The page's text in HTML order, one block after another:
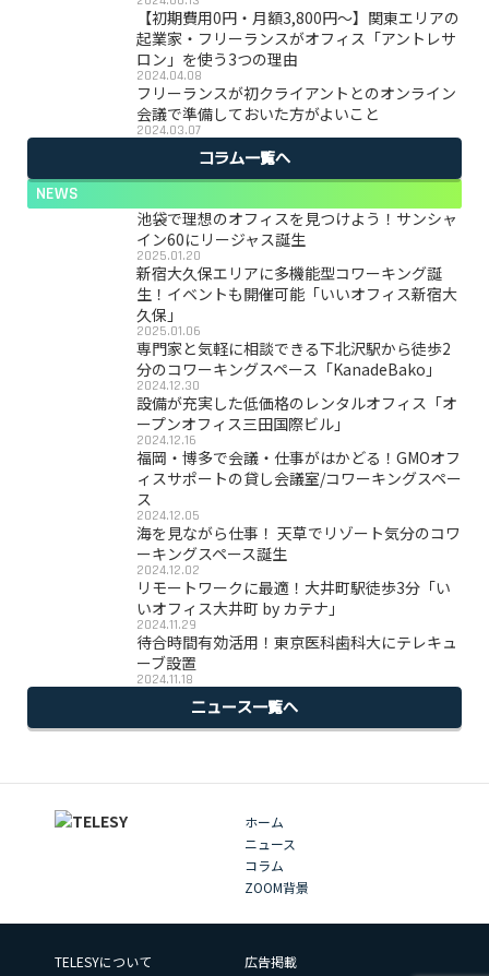
【初期費用0円・月額3,800円〜】関東エリアの
起業家・フリーランスがオフィス「アントレサ
ロン」を使う3つの理由
2024.04.08
フリーランスが初クライアントとのオンライン
会議で準備しておいた方がよいこと
2024.03.07
コラム一覧へ
NEWS
池袋で理想のオフィスを見つけよう！サンシャ
イン60にリージャス誕生
2025.01.20
新宿大久保エリアに多機能型コワーキング誕
生！イベントも開催可能「いいオフィス新宿大
久保」
2025.01.06
専門家と気軽に相談できる下北沢駅から徒歩2
分のコワーキングスペース「KanadeBako」
2024.12.30
設備が充実した低価格のレンタルオフィス「オ
ープンオフィス三田国際ビル」
2024.12.16
福岡・博多で会議・仕事がはかどる！GMOオフ
ィスサポートの貸し会議室/コワーキングスペー
ス
2024.12.05
海を見ながら仕事！ 天草でリゾート気分のコワ
ーキングスペース誕生
2024.12.02
リモートワークに最適！大井町駅徒歩3分「い
いオフィス大井町 by カテナ」
2024.11.29
待合時間有効活用！東京医科歯科大にテレキュ
ーブ設置
2024.11.18
ニュース一覧へ
ホーム
ニュース
コラム
ZOOM背景
TELESYについて
広告掲載